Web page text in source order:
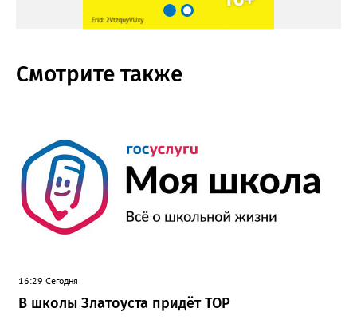
Смотрите также
16:29 Сегодня
В школы Златоуста придёт ТОР